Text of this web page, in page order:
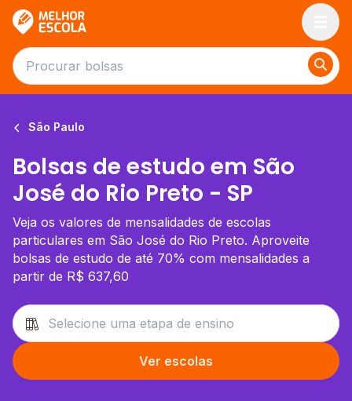
São Paulo
Bolsas de estudo em São
José do Rio Preto - SP
Veja os valores de mensalidades de escolas
particulares em São José do Rio Preto. Aproveite
bolsas de estudo de até 70% com mensalidades a
partir de R$ 637,60
Ver escolas